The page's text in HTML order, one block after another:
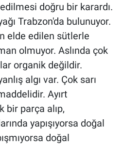
doğru bir karardı.
Trabzon'da bulunuyor.
elde edilen sütlerle
olmuyor. Aslında çok
organik değildir.
algı var. Çok sarı
Ayırt
bir parça alıp,
yapışıyorsa doğal
doğal